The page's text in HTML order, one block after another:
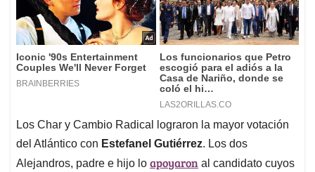
Los Char y Cambio Radical lograron la mayor votación
del Atlántico con Estefanel Gutiérrez. Los dos
Alejandros, padre e hijo lo apoyaron al candidato cuyos